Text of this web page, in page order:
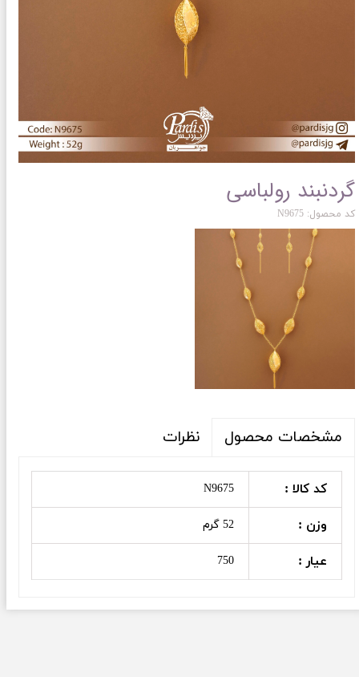
گردنبند رولباسی
کد محصول: N9675
مشخصات محصول نظرات
کد کالا : N9675
وزن : 52 گرم
عیار : 750